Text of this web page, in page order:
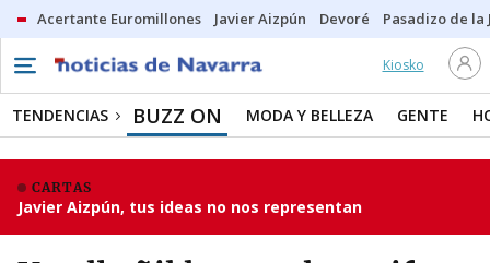
Acertante Euromillones Javier Aizpún Devoré Pasadizo de la
Kiosko
TENDENCIAS BUZZ ON MODA Y BELLEZA GENTE
CARTAS
Javier Aizpún, tus ideas no nos representan